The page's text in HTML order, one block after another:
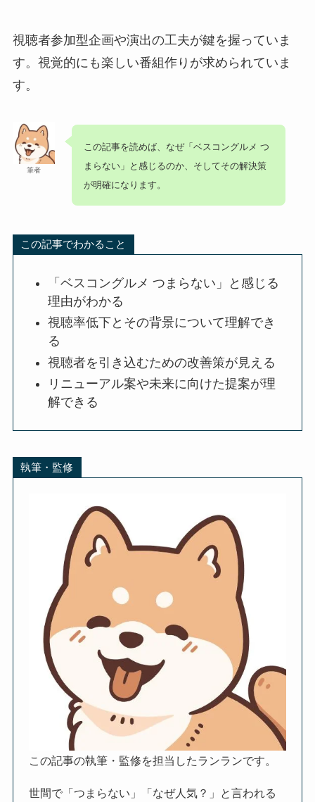
視聴者参加型企画や演出の工夫が鍵を握っていま
す。視覚的にも楽しい番組作りが求められていま
す。
筆者
この記事を読めば、なぜ「ベスコングルメ つ
まらない」と感じるのか、そしてその解決策
が明確になります。
この記事でわかること
「ベスコングルメ つまらない」と感じる
理由がわかる
視聴率低下とその背景について理解でき
る
視聴者を引き込むための改善策が見える
リニューアル案や未来に向けた提案が理
解できる
執筆・監修
この記事の執筆・監修を担当したランランです。
世間で「つまらない」「なぜ人気？」と言われる